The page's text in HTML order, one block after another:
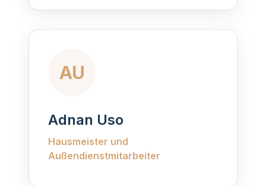
AU
Adnan Uso
Hausmeister und
Außendienstmitarbeiter